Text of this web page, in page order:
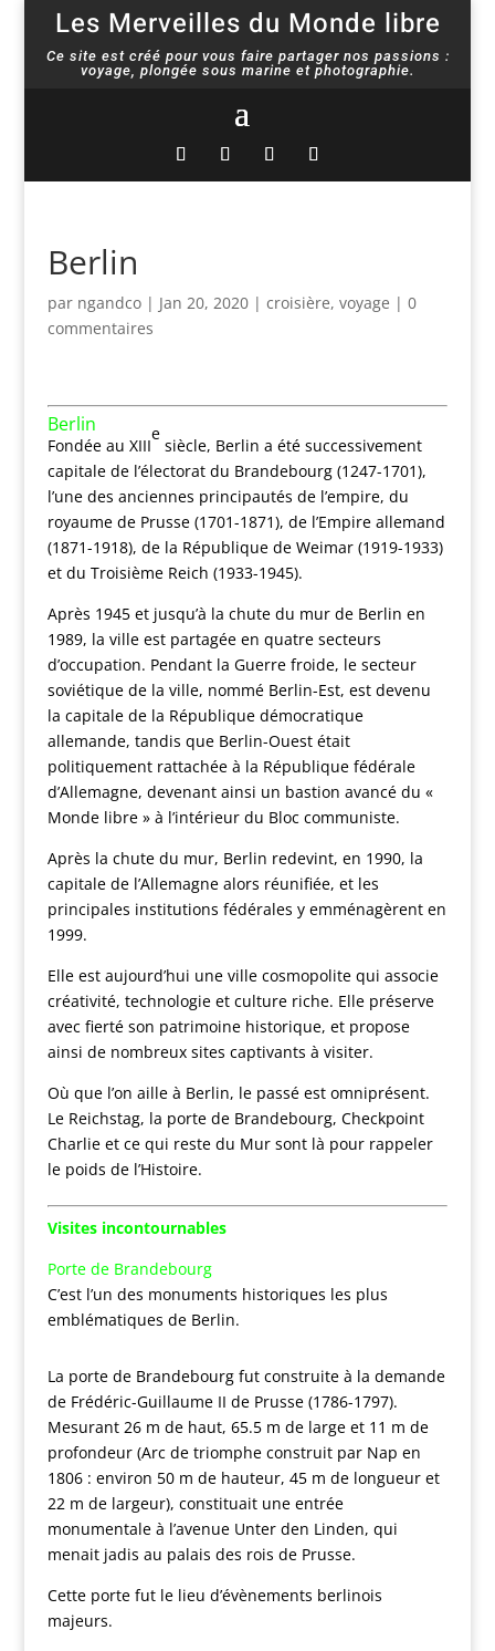
Les Merveilles du Monde libre
Ce site est créé pour vous faire partager nos passions :
voyage, plongée sous marine et photographie.
Berlin
par ngandco| Jan 20, 2020| croisière, voyage | 0
commentaires
Berlin
Fondée au XIII
e
siècle, Berlin a été successivement
capitale de l’électorat du Brandebourg (1247-1701),
l’une des anciennes principautés de l’empire, du
royaume de Prusse (1701-1871), de l’Empire allemand
(1871-1918), de la République de Weimar (1919-1933)
et du Troisième Reich (1933-1945).
Après 1945 et jusqu’à la chute du mur de Berlin en
1989, la ville est partagée en quatre secteurs
d’occupation. Pendant la Guerre froide, le secteur
soviétique de la ville, nommé Berlin-Est, est devenu
la capitale de la République démocratique
allemande, tandis que Berlin-Ouest était
politiquement rattachée à la République fédérale
d’Allemagne, devenant ainsi un bastion avancé du «
Monde libre » à l’intérieur du Bloc communiste.
Après la chute du mur, Berlin redevint, en 1990, la
capitale de l’Allemagne alors réunifiée, et les
principales institutions fédérales y emménagèrent en
1999.
Elle est aujourd’hui une ville cosmopolite qui associe
créativité, technologie et culture riche. Elle préserve
avec fierté son patrimoine historique, et propose
ainsi de nombreux sites captivants à visiter.
Où que l’on aille à Berlin, le passé est omniprésent.
Le Reichstag, la porte de Brandebourg, Checkpoint
Charlie et ce qui reste du Mur sont là pour rappeler
le poids de l’Histoire.
Visites incontournables
Porte de Brandebourg
C’est l’un des monuments historiques les plus
emblématiques de Berlin.
La porte de Brandebourg fut construite à la demande
de Frédéric-Guillaume II de Prusse (1786-1797).
Mesurant 26 m de haut, 65.5 m de large et 11 m de
profondeur (Arc de triomphe construit par Nap en
1806 : environ 50 m de hauteur, 45 m de longueur et
22 m de largeur), constituait une entrée
monumentale à l’avenue Unter den Linden, qui
menait jadis au palais des rois de Prusse.
Cette porte fut le lieu d’évènements berlinois
majeurs.